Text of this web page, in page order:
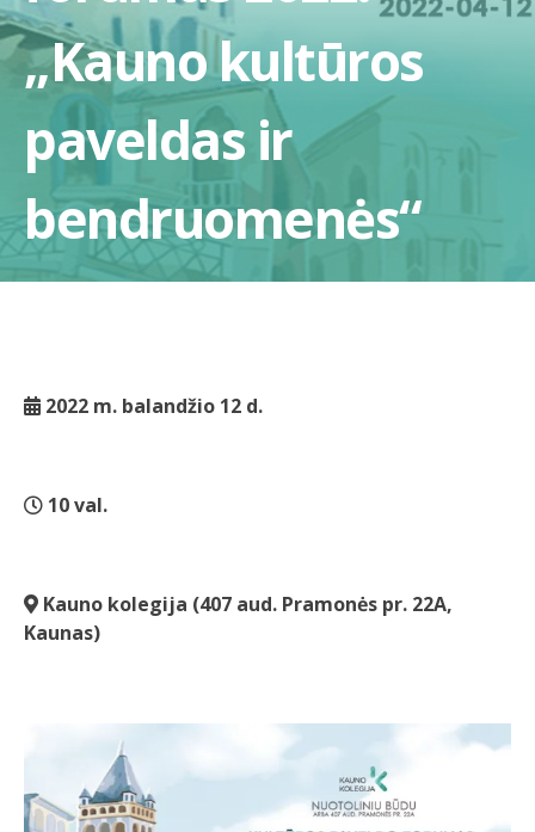
„Kauno kultūros
paveldas ir
bendruomenės“
2022 m. balandžio 12 d.
10 val.
Kauno kolegija (407 aud. Pramonės pr. 22A,
Kaunas)